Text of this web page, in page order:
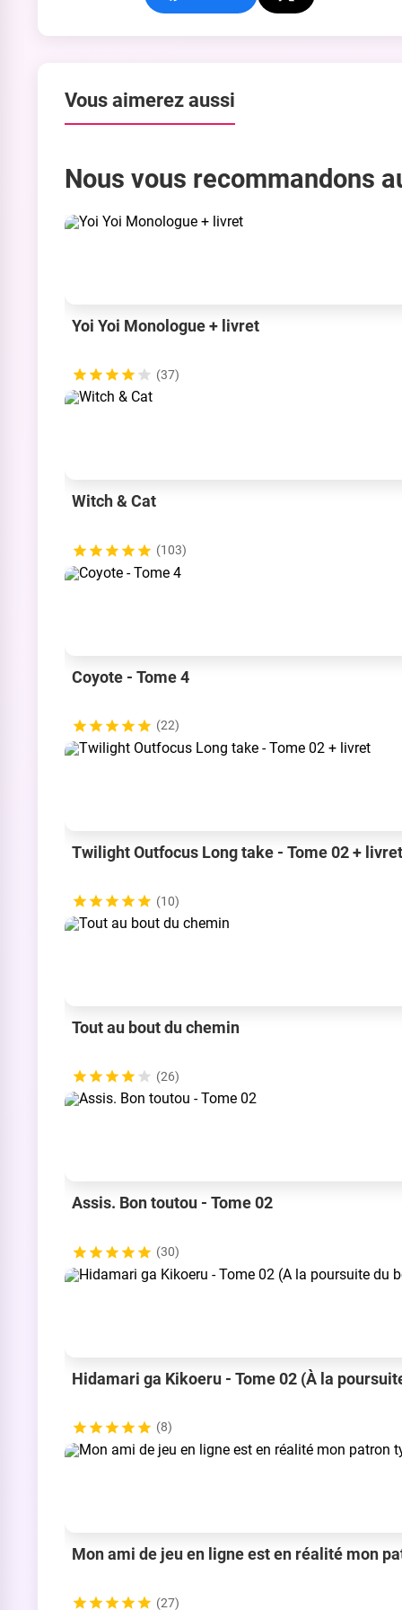
Vous aimerez aussi
Nous vous recommandons
Yoi Yoi Monologue + livret
(37)
Witch & Cat
(103)
Coyote - Tome 4
(22)
Twilight Outfocus Long take - Tome 02 + livret
(10)
Tout au bout du chemin
(26)
Assis. Bon toutou - Tome 02
(30)
Hidamari ga Kikoeru - Tome 02 (À la
(8)
Mon ami de jeu en ligne est en réalité mon
(27)